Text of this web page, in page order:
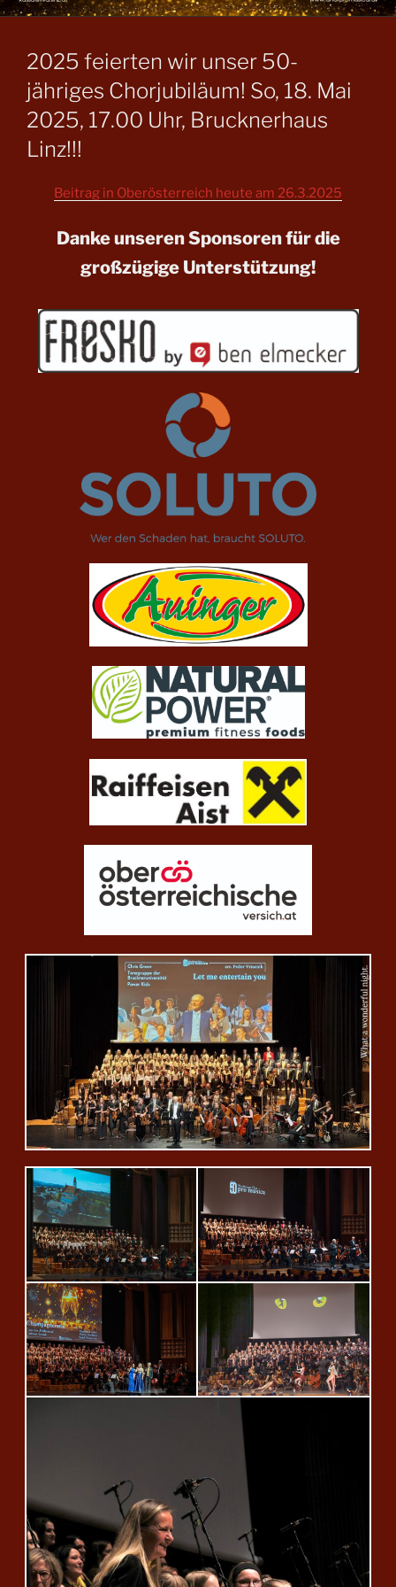
2025 feierten wir unser 50-
jähriges Chorjubiläum! So, 18. Mai
2025, 17.00 Uhr, Brucknerhaus
Linz!!!
Beitrag in Oberösterreich heute am 26.3.2025
Danke unseren Sponsoren für die
großzügige Unterstützung!